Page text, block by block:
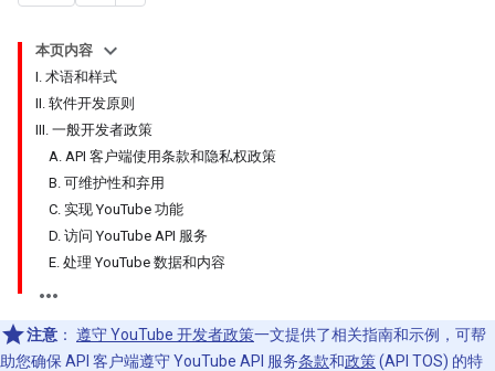
本页内容
I. 术语和样式
II. 软件开发原则
III. 一般开发者政策
A. API 客户端使用条款和隐私权政策
B. 可维护性和弃用
C. 实现 YouTube 功能
D. 访问 YouTube API 服务
E. 处理 YouTube 数据和内容
注意 ： 遵守 YouTube 开发者政策一文提供了相关指南和示例，可帮
助您确保 API 客户端遵守 YouTube API 服务条款和政策(API TOS) 的特